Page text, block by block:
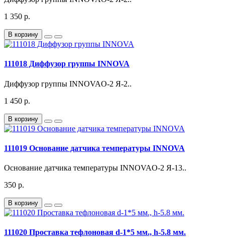
1 350 р.
В корзину
111018 Диффузор группы INNOVA
Диффузор группы INNOVAО-2 Я-2..
1 450 р.
В корзину
111019 Основание датчика температуры INNOVA
Основание датчика температуры INNOVAО-2 Я-13..
350 р.
В корзину
111020 Проставка тефлоновая d-1*5 мм., h-5.8 мм.